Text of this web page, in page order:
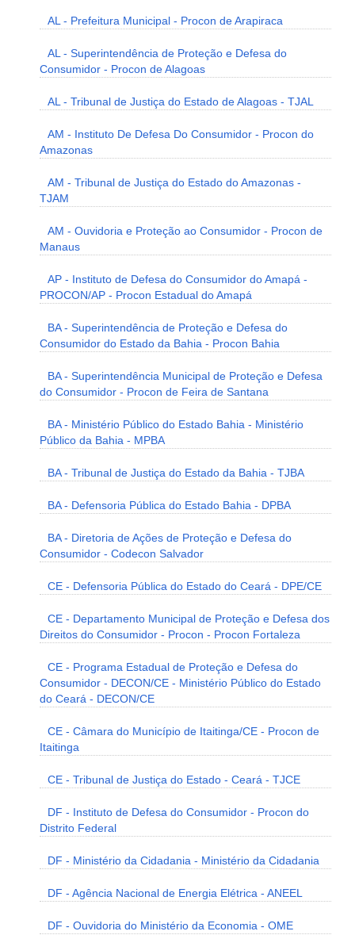
AL - Prefeitura Municipal - Procon de Arapiraca
AL - Superintendência de Proteção e Defesa do
Consumidor - Procon de Alagoas
AL - Tribunal de Justiça do Estado de Alagoas - TJAL
AM - Instituto De Defesa Do Consumidor - Procon do
Amazonas
AM - Tribunal de Justiça do Estado do Amazonas -
TJAM
AM - Ouvidoria e Proteção ao Consumidor - Procon de
Manaus
AP - Instituto de Defesa do Consumidor do Amapá -
PROCON/AP - Procon Estadual do Amapá
BA - Superintendência de Proteção e Defesa do
Consumidor do Estado da Bahia - Procon Bahia
BA - Superintendência Municipal de Proteção e Defesa
do Consumidor - Procon de Feira de Santana
BA - Ministério Público do Estado Bahia - Ministério
Público da Bahia - MPBA
BA - Tribunal de Justiça do Estado da Bahia - TJBA
BA - Defensoria Pública do Estado Bahia - DPBA
BA - Diretoria de Ações de Proteção e Defesa do
Consumidor - Codecon Salvador
CE - Defensoria Pública do Estado do Ceará - DPE/CE
CE - Departamento Municipal de Proteção e Defesa dos
Direitos do Consumidor - Procon - Procon Fortaleza
CE - Programa Estadual de Proteção e Defesa do
Consumidor - DECON/CE - Ministério Público do Estado
do Ceará - DECON/CE
CE - Câmara do Município de Itaitinga/CE - Procon de
Itaitinga
CE - Tribunal de Justiça do Estado - Ceará - TJCE
DF - Instituto de Defesa do Consumidor - Procon do
Distrito Federal
DF - Ministério da Cidadania - Ministério da Cidadania
DF - Agência Nacional de Energia Elétrica - ANEEL
DF - Ouvidoria do Ministério da Economia - OME